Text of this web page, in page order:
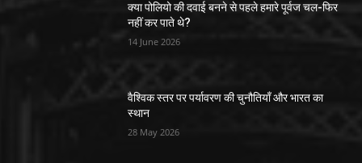
क्या पोलियो की दवाई बनने से पहले हमारे पूर्वज चल-फिर
नहीं कर पाते थे?
14 June 2026
वैश्विक स्तर पर पर्यावरण की चुनौतियाँ और भारत का
स्थान
28 May 2026